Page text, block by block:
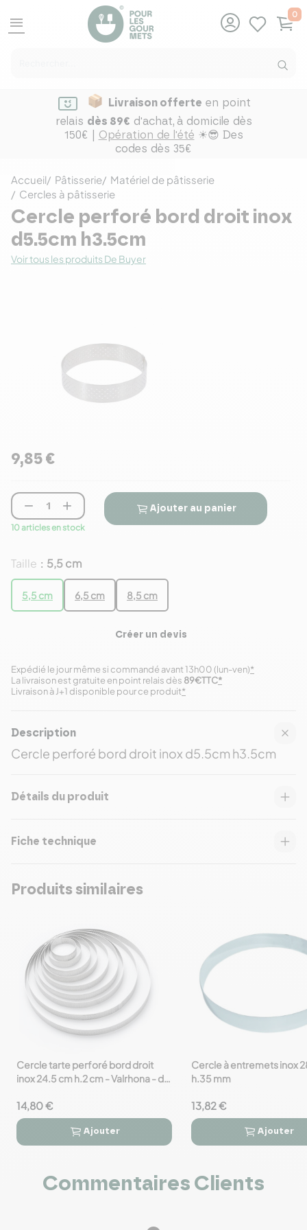
menu
0
Livraison offerte en point
relais dès 89€ d'achat, à domicile dès
150€ | Opération de l'été ☀😎 Des
codes dès 35€
Accueil Pâtisserie
Matériel de pâtisserie
Cercles à pâtisserie
Cercle perforé bord droit inox
d5.5cm h3.5cm
Voir tous les produits De Buyer
9,85 €
Taille : 5,5 cm
5,5 cm 6,5 cm 8,5 cm
 
10 articles en stock
Ajouter au panier
Créer un devis
Expédié le jour même si commandé avant 13h00 (lun-ven)*
Livraison à J+1 disponible pour ce produit*
La livraison est gratuite en point relais dès 89€TTC*
Description
Cercle perforé bord droit inox d5.5cm h3.5cm
Détails du produit
Fiche technique
Produits similaires
favorite_border
Cercle tarte perforé bord droit
inox 24.5 cm h.2 cm - Valrhona - de
14,80 €
 
Ajouter
favorite_border
Cercle à entremets inox
h.35 mm
13,82 €
 
Ajouter
Commentaires Clients